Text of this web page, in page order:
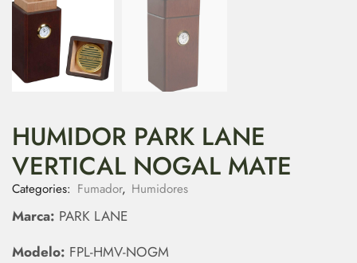
HUMIDOR PARK LANE
VERTICAL NOGAL MATE
Categories: Fumador, Humidores
Marca: PARK LANE
Modelo: FPL-HMV-NOGM